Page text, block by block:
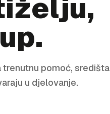
trenutnu pomoć, središta
u djelovanje.